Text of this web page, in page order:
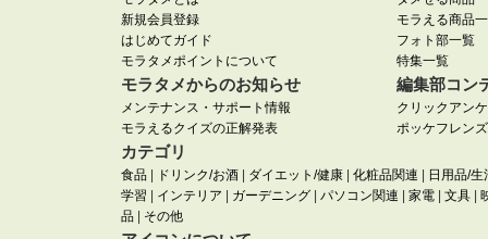
新規会員登録
はじめてガイド
モラタメポイントについて
モラえる商品
フォト部一覧
特集一覧
モラタメからのお知らせ
メンテナンス・サポート情報
モラえるクイズの正解発表
編集部コン
クリックアン
ポッケフレンズ
カテゴリ
食品 ドリンク/お酒 ダイエット/健康 化粧品関連
日用品/生
学習
インテリア ガーデニング パソコン関連 家電 文具
品
その他